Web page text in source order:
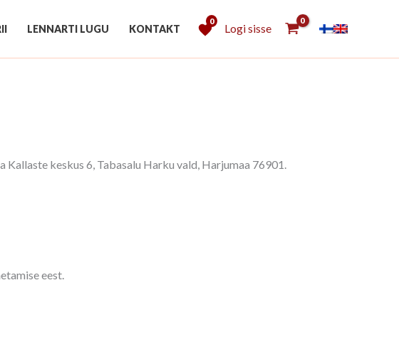
LENNARTI LUGU KONTAKT
0
Logi sisse
keskus 6, Tabasalu Harku vald, Harjumaa 76901.
eest.